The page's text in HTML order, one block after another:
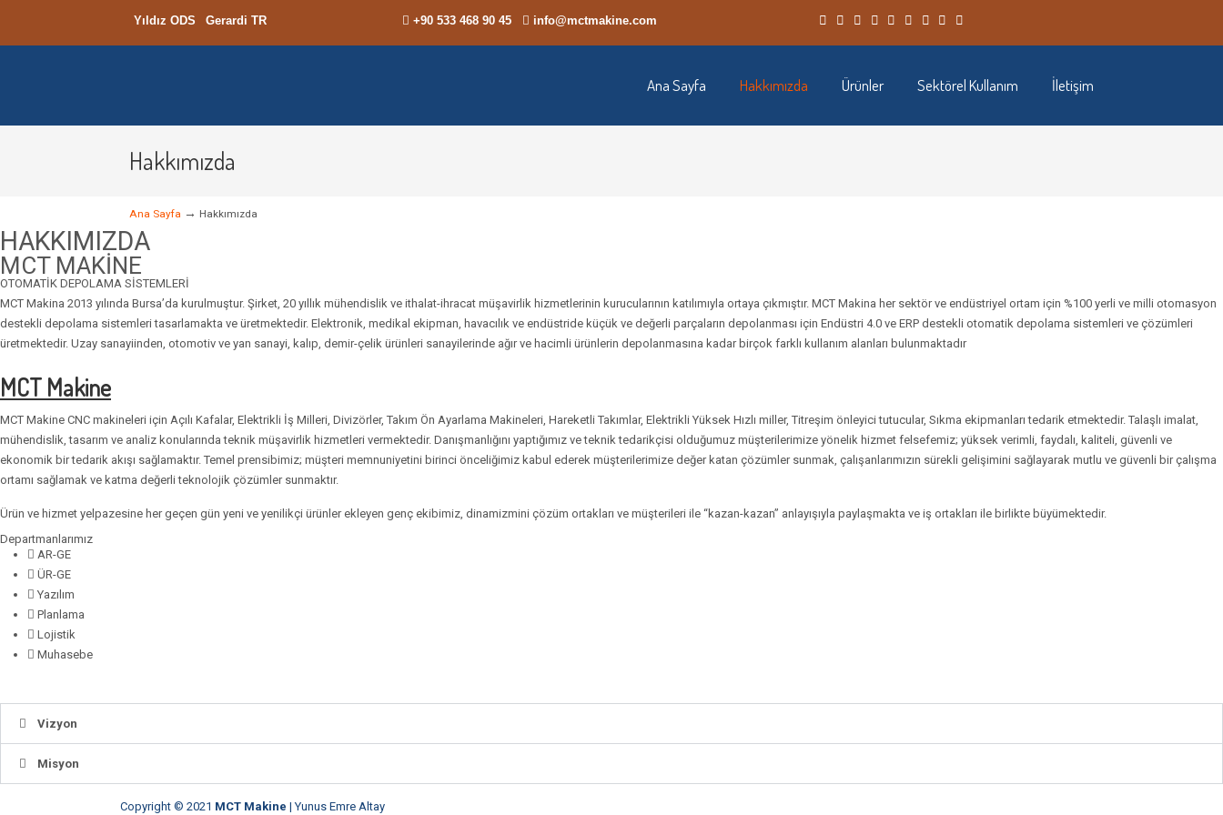
Yıldız ODS Gerardi TR +90 533 468 90 45 info@mctmakine.com
Ana Sayfa Hakkımızda Ürünler Sektörel Kullanım İletişim
Hakkımızda
Ana Sayfa → Hakkımızda
HAKKIMIZDA
MCT MAKİNE
OTOMATİK DEPOLAMA SİSTEMLERİ
MCT Makina 2013 yılında Bursa’da kurulmuştur. Şirket, 20 yıllık mühendislik ve ithalat-ihracat müşavirlik hizmetlerinin kurucularının katılımıyla ortaya çıkmıştır. MCT Makina her sektör ve endüstriyel ortam için %100 yerli ve milli otomasyon
destekli depolama sistemleri tasarlamakta ve üretmektedir. Elektronik, medikal ekipman, havacılık ve endüstride küçük ve değerli parçaların depolanması için Endüstri 4.0 ve ERP destekli otomatik depolama sistemleri ve çözümleri
üretmektedir. Uzay sanayiinden, otomotiv ve yan sanayi, kalıp, demir-çelik ürünleri sanayilerinde ağır ve hacimli ürünlerin depolanmasına kadar birçok farklı kullanım alanları bulunmaktadır
MCT Makine
MCT Makine CNC makineleri için Açılı Kafalar, Elektrikli İş Milleri, Divizörler, Takım Ön Ayarlama Makineleri, Hareketli Takımlar, Elektrikli Yüksek Hızlı miller, Titreşim önleyici tutucular, Sıkma ekipmanları tedarik etmektedir. Talaşlı imalat,
mühendislik, tasarım ve analiz konularında teknik müşavirlik hizmetleri vermektedir. Danışmanlığını yaptığımız ve teknik tedarikçisi olduğumuz müşterilerimize yönelik hizmet felsefemiz; yüksek verimli, faydalı, kaliteli, güvenli ve
ekonomik bir tedarik akışı sağlamaktır. Temel prensibimiz; müşteri memnuniyetini birinci önceliğimiz kabul ederek müşterilerimize değer katan çözümler sunmak, çalışanlarımızın sürekli gelişimini sağlayarak mutlu ve güvenli bir çalışma
ortamı sağlamak ve katma değerli teknolojik çözümler sunmaktır.
Ürün ve hizmet yelpazesine her geçen gün yeni ve yenilikçi ürünler ekleyen genç ekibimiz, dinamizmini çözüm ortakları ve müşterileri ile “kazan-kazan” anlayışıyla paylaşmakta ve iş ortakları ile birlikte büyümektedir.
Departmanlarımız
AR-GE
ÜR-GE
Yazılım
Planlama
Lojistik
Muhasebe
Vizyon
Misyon
Copyright © 2021 MCT Makine |Yunus Emre Altay